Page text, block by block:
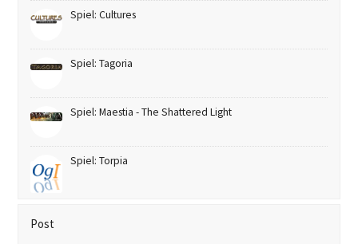
Spiel: Cultures
Spiel: Tagoria
Spiel: Maestia - The Shattered Light
Spiel: Torpia
Post